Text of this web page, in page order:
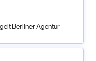
Berliner Agentur